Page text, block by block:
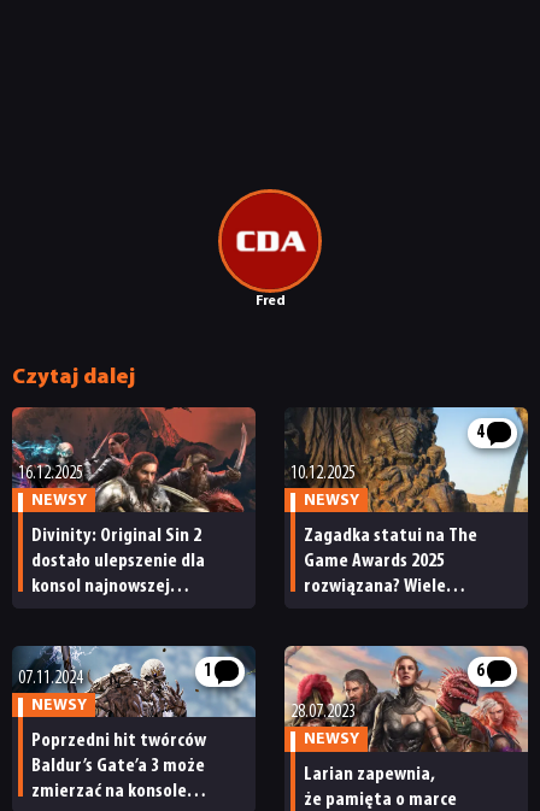
Fred
Czytaj dalej
16.12.2025
NEWSY
Divinity: Original Sin 2
dostało ulepszenie dla
konsol najnowszej
tej na Nintendo Switcha 2
4
10.12.2025
NEWSY
Zagadka statui na The
Game Awards 2025
rozwiązana? Wiele
1
07.11.2024
NEWSY
Poprzedni hit twórców
Baldur’s Gate’a 3 może
zmierzać na konsole
6
28.07.2023
NEWSY
Larian zapewnia,
że pamięta o marce